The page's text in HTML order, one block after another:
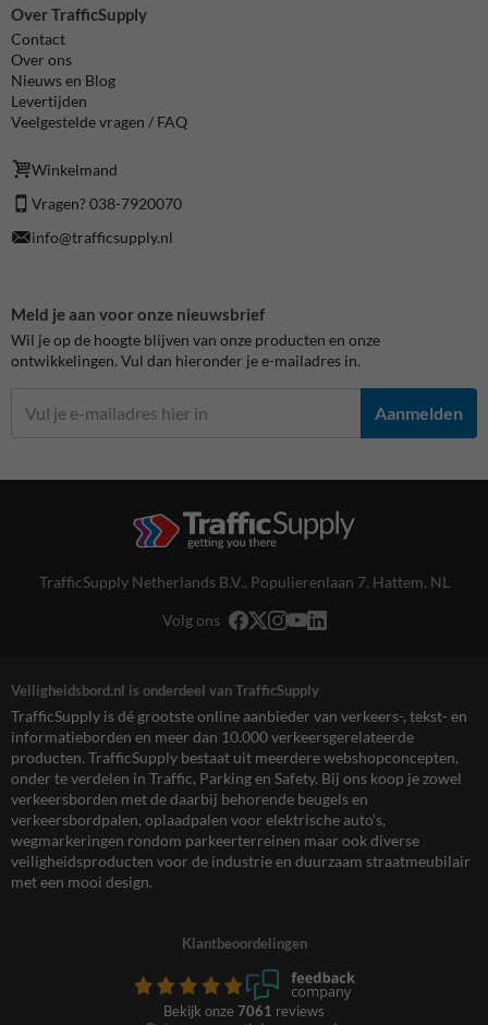
Over TrafficSupply
Contact
Over ons
Nieuws en Blog
Levertijden
Veelgestelde vragen / FAQ
Winkelmand
Vragen? 038-7920070
info@trafficsupply.nl
Meld je aan voor onze nieuwsbrief
Wil je op de hoogte blijven van onze producten en onze
ontwikkelingen. Vul dan hieronder je e-mailadres in.
Aanmelden
TrafficSupply Netherlands B.V., Populierenlaan 7, Hattem, NL
Volg ons
Veiligheidsbord.nl is onderdeel van TrafficSupply
TrafficSupply is dé grootste online aanbieder van verkeers-, tekst- en
informatieborden en meer dan 10.000 verkeersgerelateerde
producten. TrafficSupply bestaat uit meerdere webshopconcepten,
onder te verdelen in Traffic, Parking en Safety. Bij ons koop je zowel
verkeersborden met de daarbij behorende beugels en
verkeersbordpalen, oplaadpalen voor elektrische auto’s,
wegmarkeringen rondom parkeerterreinen maar ook diverse
veiligheidsproducten voor de industrie en duurzaam straatmeubilair
met een mooi design.
Klantbeoordelingen
Bekijk onze 7061 reviews